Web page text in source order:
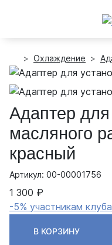
Охлаждение
Адаптер для
масляного
красный
Артикул: 00-00001756
1 300 ₽
-5% участникам клуба
В КОРЗИНУ